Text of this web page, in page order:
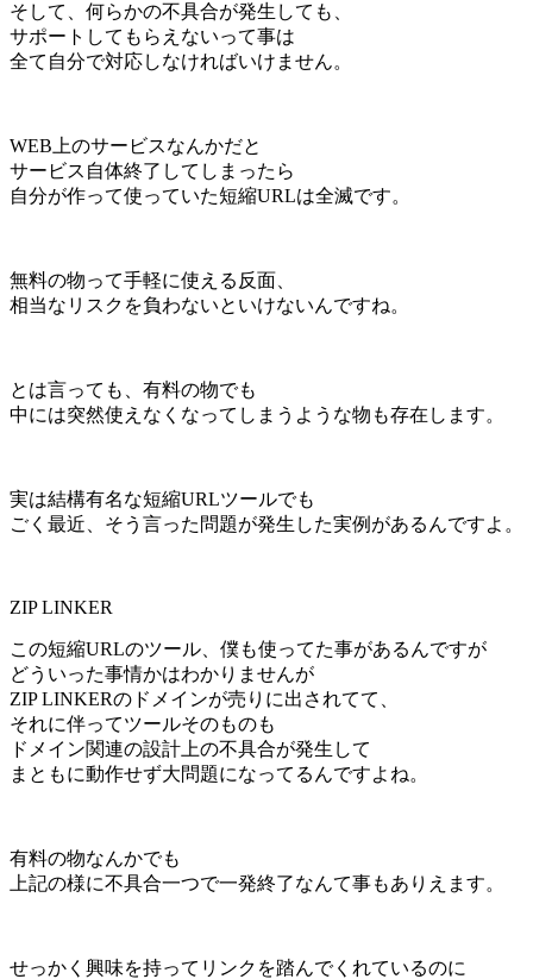
そして、何らかの不具合が発生しても、
サポートしてもらえないって事は
全て自分で対応しなければいけません。
WEB上のサービスなんかだと
サービス自体終了してしまったら
自分が作って使っていた短縮URLは全滅です。
無料の物って手軽に使える反面、
相当なリスクを負わないといけないんですね。
とは言っても、有料の物でも
中には突然使えなくなってしまうような物も存在します。
実は結構有名な短縮URLツールでも
ごく最近、そう言った問題が発生した実例があるんですよ。
ZIP LINKER
この短縮URLのツール、僕も使ってた事があるんですが
どういった事情かはわかりませんが
ZIP LINKERのドメインが売りに出されてて、
それに伴ってツールそのものも
ドメイン関連の設計上の不具合が発生して
まともに動作せず大問題になってるんですよね。
有料の物なんかでも
上記の様に不具合一つで一発終了なんて事もありえます。
せっかく興味を持ってリンクを踏んでくれているのに